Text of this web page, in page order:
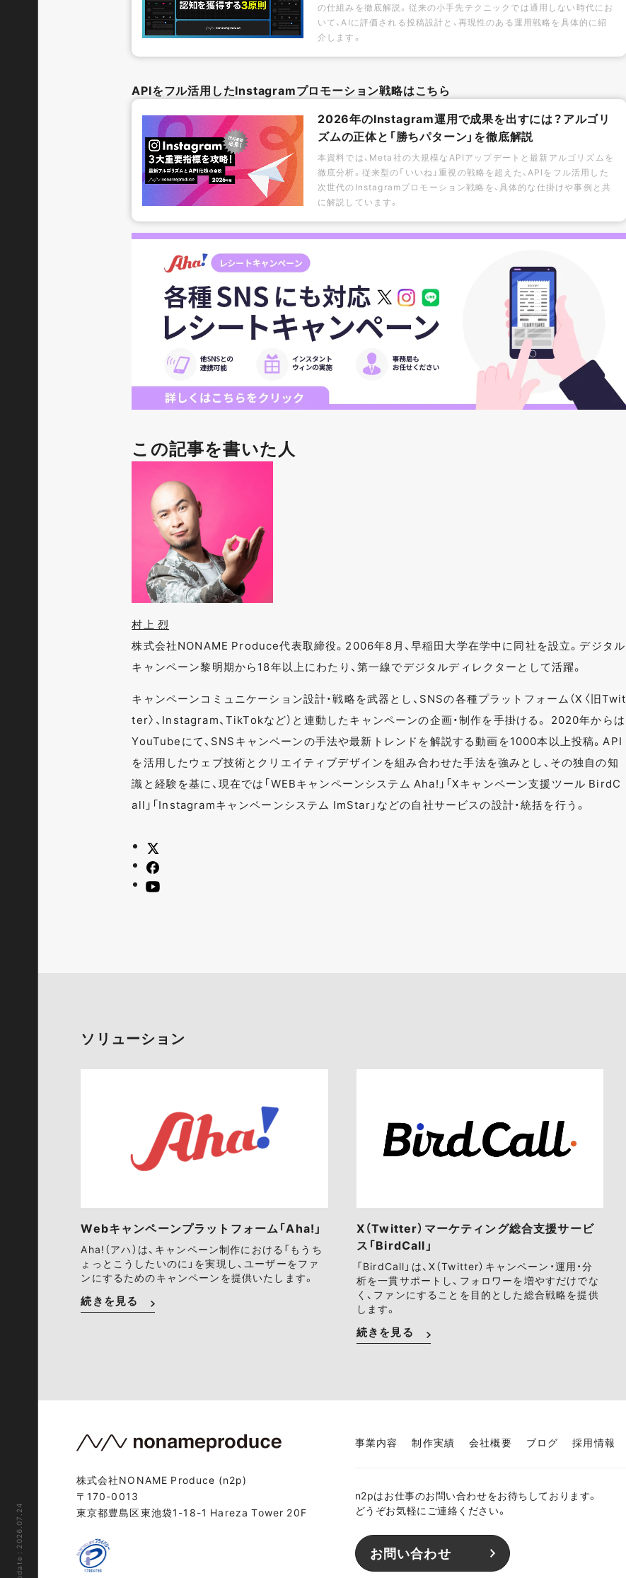
の仕組みを徹底解説。従来の小手先テクニックでは通用しない時代にお
いて、AIに評価される投稿設計と、再現性のある運用戦略を具体的に紹
介します。
APIをフル活用したInstagramプロモーション戦略はこちら
2026年のInstagram運用で成果を出すには？アルゴリ
ズムの正体と「勝ちパターン」を徹底解説
本資料では、Meta社の大規模なAPIアップデートと最新アルゴリズムを
徹底分析。従来型の「いいね」重視の戦略を超えた、APIをフル活用した
次世代のInstagramプロモーション戦略を、具体的な仕掛けや事例と共
に解説しています。
この記事を書いた人
村上 烈
株式会社NONAME Produce代表取締役。2006年8月、早稲田大学在学中に同社を設立。デジタル
キャンペーン黎明期から18年以上にわたり、第一線でデジタルディレクターとして活躍。
キャンペーンコミュニケーション設計・戦略を武器とし、SNSの各種プラットフォーム（X〈旧Twit
ter〉、Instagram、TikTokなど）と連動したキャンペーンの企画・制作を手掛ける。 2020年からは
YouTubeにて、SNSキャンペーンの手法や最新トレンドを解説する動画を1000本以上投稿。API
を活用したウェブ技術とクリエイティブデザインを組み合わせた手法を強みとし、その独自の知
識と経験を基に、現在では「WEBキャンペーンシステム Aha!」「Xキャンペーン支援ツール BirdC
all」「Instagramキャンペーンシステム ImStar」などの自社サービスの設計・統括を行う。
ソリューション
Webキャンペーンプラットフォーム「Aha!」
Aha!（アハ）は、キャンペーン制作における「もうち
ょっとこうしたいのに」を実現し、ユーザーをファ
ンにするためのキャンペーンを提供いたします。
続きを見る
X（Twitter）マーケティング総合支援サービ
ス「BirdCall」
「BirdCall」は、X（Twitter）キャンペーン・運用・分
析を一貫サポートし、フォロワーを増やすだけでな
く、ファンにすることを目的とした総合戦略を提供
します。
続きを見る
Last update : 2026.07.24
株式会社NONAME Produce (n2p)
〒170-0013
東京都豊島区東池袋1-18-1 Hareza Tower 20F
事業内容 制作実績 会社概要 ブログ 採用情報
n2pはお仕事のお問い合わせをお待ちしております。
どうぞお気軽にご連絡ください。
お問い合わせ